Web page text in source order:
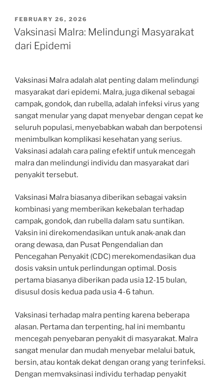
POSTED
ON
FEBRUARY 26, 2026
Vaksinasi Malra: Melindungi Masyarakat
dari Epidemi
Vaksinasi Malra adalah alat penting dalam melindungi
masyarakat dari epidemi. Malra, juga dikenal sebagai
campak, gondok, dan rubella, adalah infeksi virus yang
sangat menular yang dapat menyebar dengan cepat ke
seluruh populasi, menyebabkan wabah dan berpotensi
menimbulkan komplikasi kesehatan yang serius.
Vaksinasi adalah cara paling efektif untuk mencegah
malra dan melindungi individu dan masyarakat dari
penyakit tersebut.
Vaksinasi Malra biasanya diberikan sebagai vaksin
kombinasi yang memberikan kekebalan terhadap
campak, gondok, dan rubella dalam satu suntikan.
Vaksin ini direkomendasikan untuk anak-anak dan
orang dewasa, dan Pusat Pengendalian dan
Pencegahan Penyakit (CDC) merekomendasikan dua
dosis vaksin untuk perlindungan optimal. Dosis
pertama biasanya diberikan pada usia 12-15 bulan,
disusul dosis kedua pada usia 4-6 tahun.
Vaksinasi terhadap malra penting karena beberapa
alasan. Pertama dan terpenting, hal ini membantu
mencegah penyebaran penyakit di masyarakat. Malra
sangat menular dan mudah menyebar melalui batuk,
bersin, atau kontak dekat dengan orang yang terinfeksi.
Dengan memvaksinasi individu terhadap penyakit